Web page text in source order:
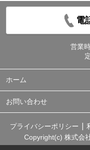
電
営業
ホーム
お問い合わせ
プライバシーポリシー
Copyright(c) 株式会